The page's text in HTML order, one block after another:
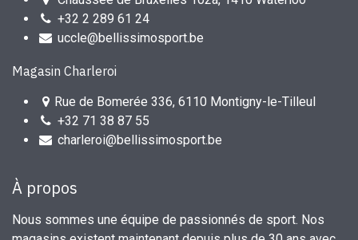
+32 2 289 61 24
uccle@bellissimosport.be
Magasin Charleroi
Rue de Bomerée 336, 6110 Montigny-le-Tilleul
+32 71 38 87 55
charleroi@bellissimosport.be
À propos
Nous sommes une équipe de passionnés de sport. Nos